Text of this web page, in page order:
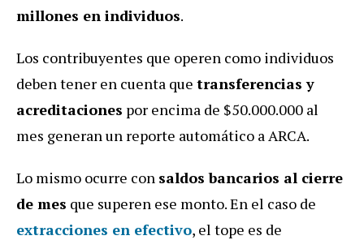
millones en individuos.
Los contribuyentes que operen como individuos
deben tener en cuenta que transferencias y
acreditaciones por encima de $50.000.000 al
mes generan un reporte automático a ARCA.
Lo mismo ocurre con saldos bancarios al cierre
de mes que superen ese monto. En el caso de
extracciones en efectivo, el tope es de